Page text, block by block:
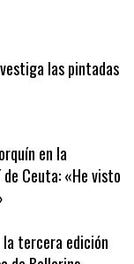
verano en Son
las pintadas
en la
Ceuta: «He visto